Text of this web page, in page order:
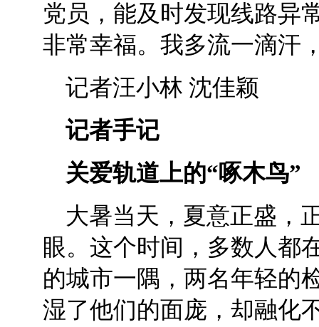
党员，能及时发现线路异
非常幸福。我多流一滴汗
记者汪小林 沈佳颖
记者手记
关爱轨道上的“啄木鸟”
大暑当天，夏意正盛，
眼。这个时间，多数人都
的城市一隅，两名年轻的
湿了他们的面庞，却融化